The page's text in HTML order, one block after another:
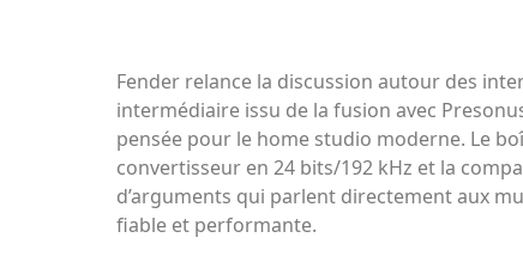
Fender relance la discussion autour des
intermédiaire issu de la fusion avec
pensée pour le home studio moderne. Le
convertisseur en 24 bits/192 kHz et la
d’arguments qui parlent directement aux
fiable et performante.